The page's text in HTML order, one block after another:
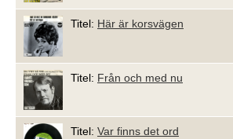
Titel: Här är korsvägen
Titel: Från och med nu
Titel: Var finns det ord